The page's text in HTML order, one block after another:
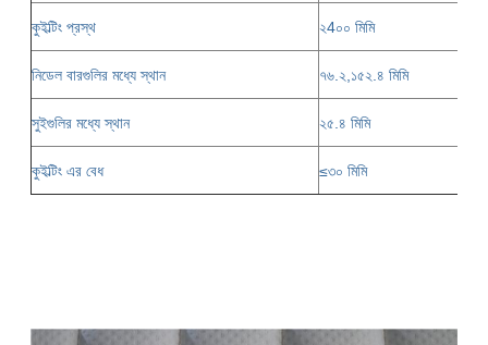
কুইল্টিং প্রস্থ ২4০০ মিমি
নিডেল বারগুলির মধ্যে স্থান ৭৬.২,১৫২.৪ মিমি
সুইগুলির মধ্যে স্থান ২৫.৪ মিমি
কুইল্টিং এর বেধ ≤৩০ মিমি